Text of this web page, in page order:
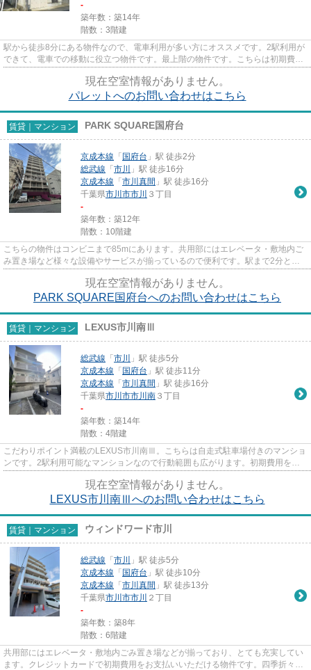
-
築年数：築14年
階数：3階建
駅から徒歩8分にある物件なので、電車利用が多い方にオススメです。2駅利用が
できて、電車での移動に役立つ物件です。最上階の物件です。こちらは初期費用
現在空室情報がありません。
パレットへのお問い合わせはこちら
賃貸｜マンション PARK SQUARE国府台
京成本線 「 国府台 」駅 徒歩2分
総武線 「 市川
」駅 徒歩16分
京成本線 「 市川真間 」駅 徒歩16分
千葉県市川市市川 ３丁目
-
築年数：築12年
階数：10階建
こちらの物件はコンビニまで85mにあります。共用部にはエレベータ・敷地内ご
み置き場など様々な設備やサービスが揃っているので便利です。駅まで2分と、
現在空室情報がありません。
PARK SQUARE国府台へのお問い合わせはこちら
賃貸｜マンション LEXUS市川南Ⅲ
総武線 「 市川
」駅 徒歩5分
京成本線 「 国府台 」駅 徒歩11分
京成本線 「 市川真間 」駅 徒歩16分
千葉県市川市市川南 ３丁目
-
築年数：築14年
階数：4階建
こだわりポイント満載のLEXUS市川南Ⅲ。こちらは自走式駐車場付きのマンショ
ンです。2駅利用可能なマンションなので行動範囲も広がります。初期費用をカ
現在空室情報がありません。
LEXUS市川南Ⅲへのお問い合わせはこちら
賃貸｜マンション ウィンドワード市川
総武線 「 市川
」駅 徒歩5分
京成本線 「 国府台 」駅 徒歩10分
京成本線 「 市川真間 」駅 徒歩13分
千葉県市川市市川 ２丁目
-
築年数：築8年
階数：6階建
共用部にはエレベータ・敷地内ごみ置き場などが揃っており、とても充実してい
ます。クレジットカードで初期費用をお支払いいただける物件です。四季折々の